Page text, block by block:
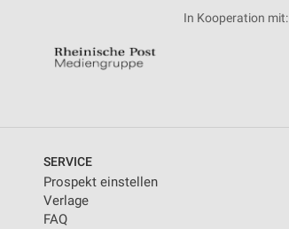
In Kooperation mit:
SERVICE
Prospekt einstellen
Verlage
FAQ